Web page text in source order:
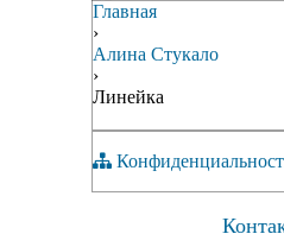
Главная
›
Алина Стукало
›
Линейка